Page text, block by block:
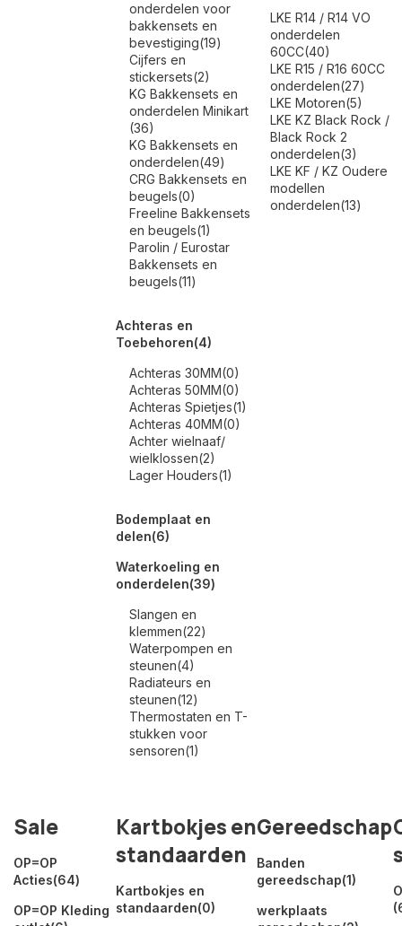
onderdelen voor
bakkensets en
bevestiging(19)
Cijfers en
stickersets(2)
KG Bakkensets en
onderdelen Minikart
(36)
KG Bakkensets en
onderdelen(49)
CRG Bakkensets en
beugels(0)
Freeline Bakkensets
en beugels(1)
Parolin / Eurostar
Bakkensets en
beugels(11)
Achteras en
Toebehoren(4)
Achteras 30MM(0)
Achteras 50MM(0)
Achteras Spietjes(1)
Achteras 40MM(0)
Achter wielnaaf/
wielklossen(2)
Lager Houders(1)
Bodemplaat en
delen(6)
Waterkoeling en
onderdelen(39)
Slangen en
klemmen(22)
Waterpompen en
steunen(4)
Radiateurs en
steunen(12)
Thermostaten en T-
stukken voor
sensoren(1)
LKE R14 / R14 VO
onderdelen
60CC(40)
LKE R15 / R16 60CC
onderdelen(27)
LKE Motoren(5)
LKE KZ Black Rock /
Black Rock 2
onderdelen(3)
LKE KF / KZ Oudere
modellen
onderdelen(13)
Sale
OP=OP
Acties(64)
OP=OP Kleding
Kartbokjes en
standaarden
Kartbokjes en
standaarden(0)
Gereedschap
Banden
gereedschap(1)
werkplaats